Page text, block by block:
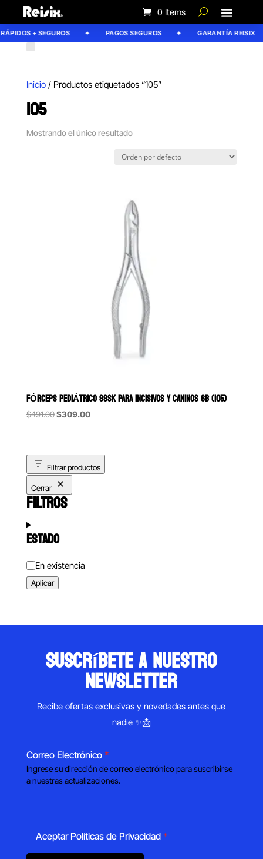
0 Items
+ SEGUROS PAGOS SEGUROS GARANTÍA REISIX
Inicio/ Productos etiquetados “105”
105
Mostrando el único resultado
FÓRCEPS PEDIÁTRICO 99SK PARA INCISIVOS Y CANINOS 6B (105)
$491.00Original
$491.00.
$309.00Current
$309.00.
Filtrar productos
Cerrar
FILTROS
ESTADO
Estado
En existencia
Aplicar
suscríbete a nuestro
newsletter
Recibe ofertas exclusivas y novedades antes que
nadie ✨📩
Correo Electrónico *
Ingrese su dirección de correo electrónico para suscribirse
a nuestras actualizaciones.
Aceptar Políticas de Privacidad *